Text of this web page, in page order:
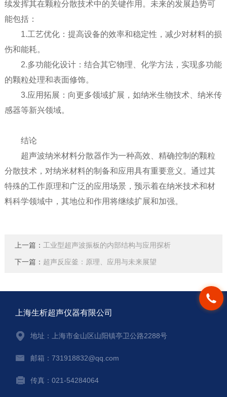
续发挥其在颗粒分散技术中的关键作用。未来的发展趋势可
能包括：
1.工艺优化：提高设备的效率和稳定性，减少对材料的损
伤和能耗。
2.多功能化设计：结合其它物理、化学方法，实现多功能
的颗粒处理和表面修饰。
3.应用拓展：向更多领域扩展，如纳米生物技术、纳米传
感器等新兴领域。
结论
超声波纳米材料分散器作为一种高效、精确控制的颗粒
分散技术，对纳米材料的制备和应用具有重要意义。通过其
特殊的工作原理和广泛的应用场景，预示着在纳米技术和材
料科学领域中，其地位和作用将继续扩展和加强。
上一篇： 工业型超声波振板的内部结构与应用探析
下一篇： 超声反应釜：原理、应用与未来展望
上海生析超声仪器有限公司
地址：上海市金山区山阳镇亭卫公路2288号
邮箱：731918832@qq.com
传真：021-54284064